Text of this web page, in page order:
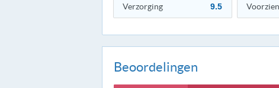
Verzorging 9.5
Beoordelingen